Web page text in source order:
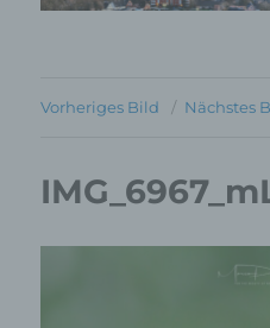
Vorheriges Bild Nächstes